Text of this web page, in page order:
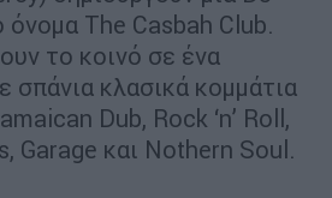
όνομα The Casbah Club.
το κοινό σε ένα
σπάνια κλασικά κομμάτια
Dub, Rock ‘n’ Roll,
Garage και Nothern Soul.